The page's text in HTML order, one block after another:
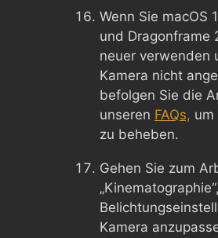
Wenn Sie macOS
und Dragonframe
neuer verwenden
Kamera nicht
befolgen Sie die
unseren FAQs, um
zu beheben.
Gehen Sie zum
Kamera